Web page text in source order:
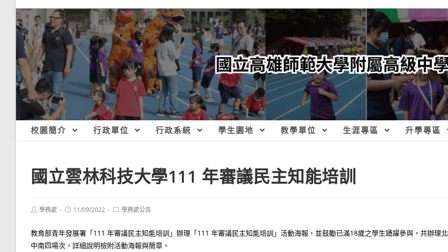
校園簡介 行政單位 行政系統 學生園地 教學單位 生涯專區 升學專區
國立雲林科技大學111 年審議民主知能培訓
Post學務處
Post11/09/2022
Post學務處公告
教育部青年發展署「111 年審議民主知能培訓」辦理「111 年審議民主知能培訓」活動海報，並鼓勵已滿18歲之學生踴躍參與，共辦理北
中南四場次，詳細說明檢附活動海報與簡章。